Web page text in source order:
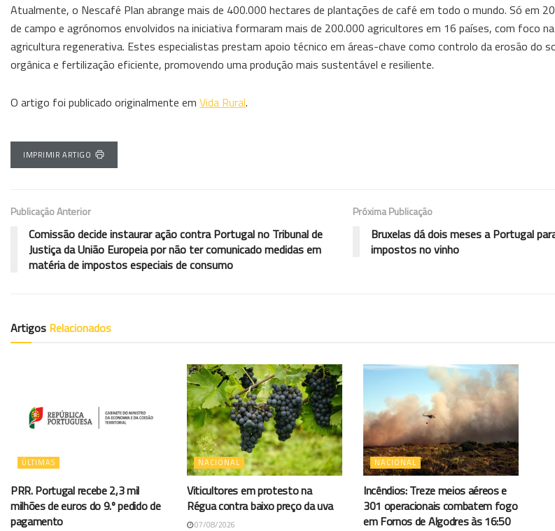
Atualmente, o Nescafé Plan abrange mais de 400.000 hectares de plantações de café em todo o mundo. Só em
de campo e agrónomos envolvidos na iniciativa formaram mais de 200.000 agricultores em 16 países, com foco
agricultura regenerativa. Estes especialistas prestam apoio técnico em áreas-chave como controlo da erosão do
orgânica e fertilização eficiente, promovendo uma produção mais sustentável e resiliente.
O artigo foi publicado originalmente em Vida Rural.
IMPRIMIR ARTIGO
Publicação Anterior
Comissão decide instaurar ação contra Portugal no Tribunal de
Justiça da União Europeia por não ter comunicado medidas em
matéria de impostos especiais de consumo
Próxima Publicação
Bruxelas dá dois meses a Portugal
impostos no vinho
Artigos Relacionados
ÚLTIMAS
PRR. Portugal recebe 2,3 mil
milhões de euros do 9.º pedido de
pagamento
NACIONAL
Viticultores em protesto na
Régua contra baixo preço da uva
07/08/2026
NACIONAL
Incêndios: Treze meios aéreos e
301 operacionais combatem fogo
em Fornos de Algodres às 16:50